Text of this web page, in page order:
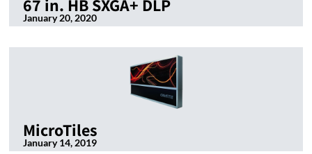
67 in. HB SXGA+ DLP
January 20, 2020
MicroTiles
January 14, 2019